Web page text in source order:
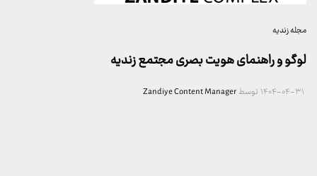
مجله زندیه
لوگو و راهنمای هویت بصری مجتمع زندیه
۱۴۰۴-۰۴-۳۱ توسطZandiye Content Manager